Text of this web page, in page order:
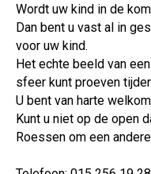
Wordt uw kind in de
Dan bent u vast al in
voor uw kind.
Het echte beeld van
sfeer kunt proeven
U bent van harte
Kunt u niet op de open
Roessen om een